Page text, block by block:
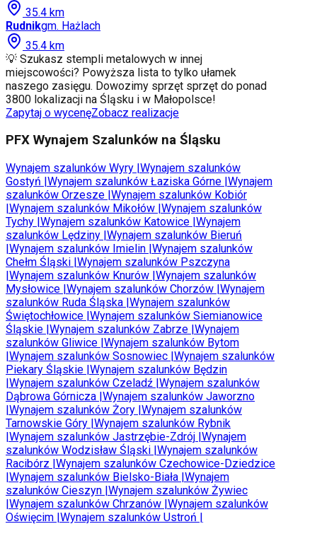
35.4 km
Rudnikgm. Hażlach
35.4 km
💡 Szukasz stempli metalowych w innej
miejscowości? Powyższa lista to tylko ułamek
naszego zasięgu. Dowozimy sprzęt sprzęt do ponad
3800 lokalizacji na Śląsku i w Małopolsce!
Zapytaj o wycenęZobacz realizacje
PFX Wynajem Szalunków na Śląsku
Wynajem szalunków Wyry Wynajem szalunków
Gostyń Wynajem szalunków Łaziska Górne Wynajem
szalunków Orzesze Wynajem szalunków Kobiór
Wynajem szalunków Mikołów Wynajem szalunków
Tychy Wynajem szalunków Katowice Wynajem
szalunków Lędziny Wynajem szalunków Bieruń
Wynajem szalunków Imielin Wynajem szalunków
Chełm Śląski Wynajem szalunków Pszczyna
Wynajem szalunków Knurów Wynajem szalunków
Mysłowice Wynajem szalunków Chorzów Wynajem
szalunków Ruda Śląska Wynajem szalunków
Świętochłowice Wynajem szalunków Siemianowice
Śląskie Wynajem szalunków Zabrze Wynajem
szalunków Gliwice Wynajem szalunków Bytom
Wynajem szalunków Sosnowiec Wynajem szalunków
Piekary Śląskie Wynajem szalunków Będzin
Wynajem szalunków Czeladź Wynajem szalunków
Dąbrowa Górnicza Wynajem szalunków Jaworzno
Wynajem szalunków Żory Wynajem szalunków
Tarnowskie Góry Wynajem szalunków Rybnik
Wynajem szalunków Jastrzębie-Zdrój Wynajem
szalunków Wodzisław Śląski Wynajem szalunków
Racibórz Wynajem szalunków Czechowice-Dziedzice
Wynajem szalunków Bielsko-Biała Wynajem
szalunków Cieszyn Wynajem szalunków Żywiec
Wynajem szalunków Chrzanów Wynajem szalunków
Oświęcim Wynajem szalunków Ustroń